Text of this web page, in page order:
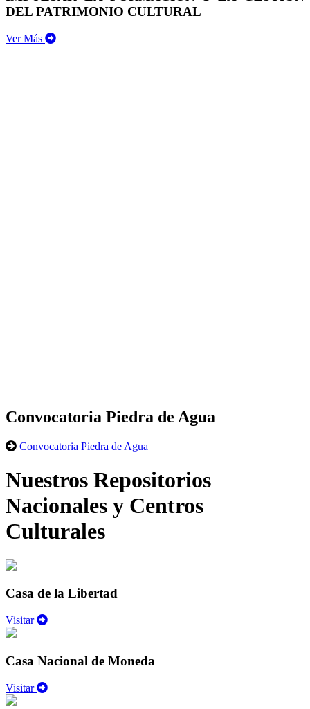
DEL PATRIMONIO CULTURAL
Ver Más
Convocatoria Piedra de Agua
Convocatoria Piedra de Agua
Nuestros Repositorios
Nacionales y Centros
Culturales
Casa de la Libertad
Visitar
Casa Nacional de Moneda
Visitar